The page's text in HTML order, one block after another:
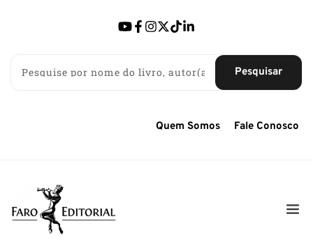
Pesquisar
Quem Somos Fale Conosco